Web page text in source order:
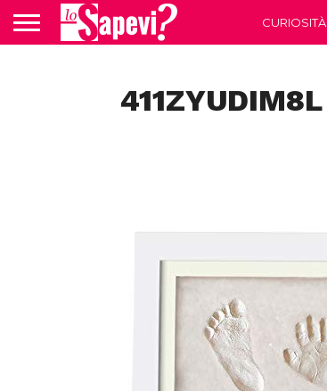
CURIOSITÀ
411ZYUDIM8L